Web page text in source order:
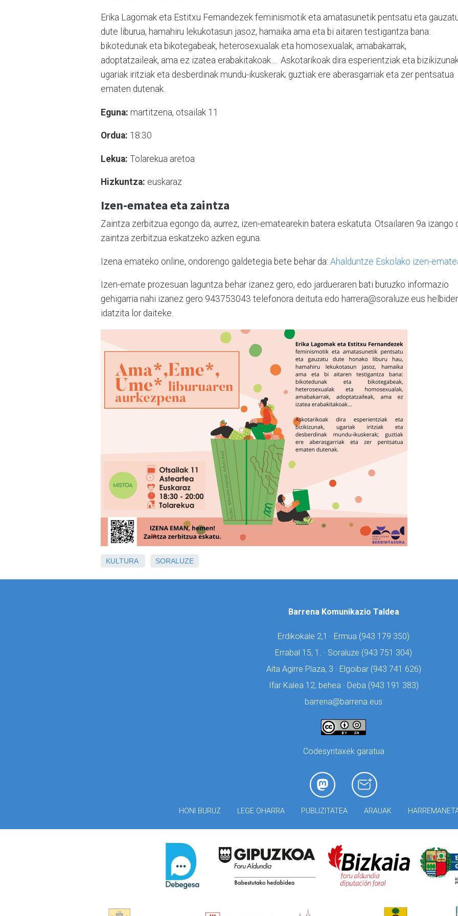
Erika Lagomak eta Estitxu Fernandezek feminismotik eta amatasunetik pentsatu eta
dute liburua, hamahiru lekukotasun jasoz, hamaika ama eta bi aitaren testigantza bana:
bikotedunak eta bikotegabeak, heterosexualak eta homosexualak, amabakarrak,
adoptatzaileak, ama ez izatea erabakitakoak… Askotarikoak dira esperientziak eta
ugariak iritziak eta desberdinak mundu-ikuskerak; guztiak ere aberasgarriak eta zer pentsatua
ematen dutenak.
Eguna: martitzena, otsailak 11
Ordua: 18:30
Lekua: Tolarekua aretoa
Hizkuntza: euskaraz
Izen-ematea eta zaintza
Zaintza zerbitzua egongo da, aurrez, izen-ematearekin batera eskatuta. Otsailaren 9a izango
zaintza zerbitzua eskatzeko azken eguna.
Izena emateko online, ondorengo galdetegia bete behar da: Ahalduntze Eskolako izen-
Izen-emate prozesuan laguntza behar izanez gero, edo jardueraren bati buruzko informazio
gehigarria nahi izanez gero 943753043 telefonora deituta edo harrera@soraluze.eus
idatzita lor daiteke.
KULTURA SORALUZE
Barrena Komunikazio Taldea
Erdikokale 2,1 · Ermua (943 179 350)
Errabal 15, 1. · Soraluze (943 751 304)
Aita Agirre Plaza, 3 · Elgoibar (943 741 626)
Ifar Kalea 12, behea · Deba (943 191 383)
barrena@barrena.eus
Codesyntaxek garatua
HONI BURUZ LEGE OHARRA PUBLIZITATEA ARAUAK